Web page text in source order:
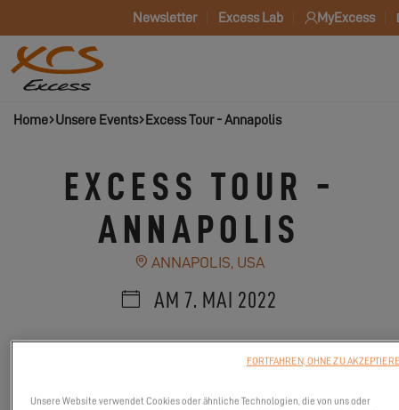
Newsletter Excess Lab MyExcess
Home Unsere Events Excess Tour - Annapolis
EXCESS TOUR -
ANNAPOLIS
ANNAPOLIS, USA
AM 7. MAI 2022
Unsere Website verwendet Cookies oder ähnliche Technologien, die von uns oder
FORTFAHREN, OHNE ZU